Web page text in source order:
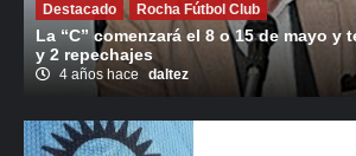
Destacado Rocha Fútbol Club
La “C” comenzará el 8 o 15 de mayo y
y 2 repechajes
4 años hace daltez